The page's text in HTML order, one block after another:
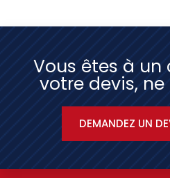
Vous êtes à
votre devis,
DEMANDEZ UN